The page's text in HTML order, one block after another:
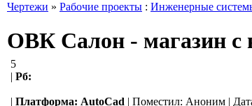
Чертежи » Рабочие проекты : Инженерные
ОВК Салон - магазин с
5
| Рб:
| Платформа: AutoCad | Поместил: Аноним |